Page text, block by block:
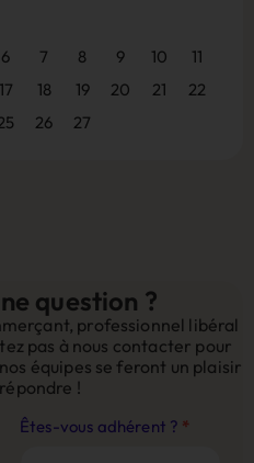
6 7 8 9 10
11
17 18 19 20 21
22
26 27
question ?
professionnel libéral
pas à nous contacter pour
équipes se feront un plaisir
!
Contact
Êtes-vous adhérent ? *